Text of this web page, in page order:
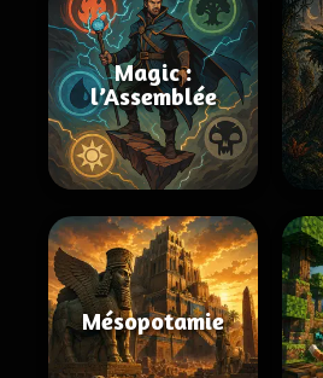
Magic :
l’Assemblée
Mésopotamie